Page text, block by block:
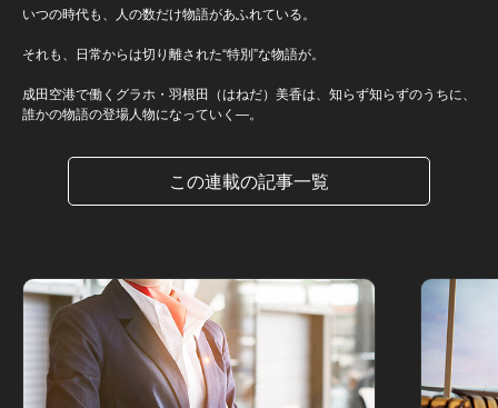
いつの時代も、人の数だけ物語があふれている。
それも、日常からは切り離された“特別”な物語が。
成田空港で働くグラホ・羽根田（はねだ）美香は、知らず知らずのうちに、
誰かの物語の登場人物になっていく―。
この連載の記事一覧